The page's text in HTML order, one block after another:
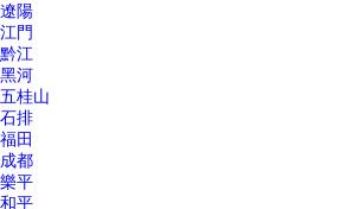
遼陽
江門
黔江
黑河
五桂山
石排
福田
成都
樂平
和平